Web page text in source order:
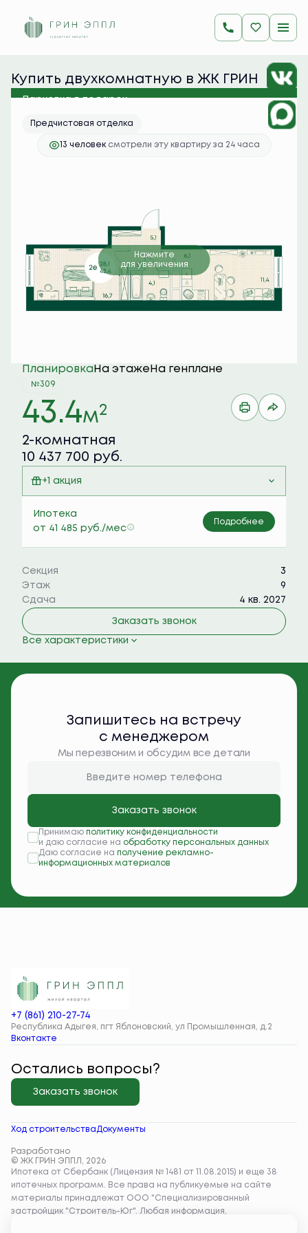
2-комнатная 43.4 м
10 437 700 руб.
Ипотека от 41 485 руб./мес.
Купить двухкомнатную в ЖК ГРИН
ЭППЛ
Парковка в подарок
Предчистовая отделка
13 человек смотрели эту квартиру за 24 часа
Нажмите
для увеличения
Планировка На этаже На генплане
№309
43.4м2
2-комнатная
10 437 700 руб.
+1 акция
Ипотека
от 41 485 руб./мес
Подробнее
Секция
3
Этаж
9
Сдача
4 кв. 2027
Заказать звонок
Все характеристики
Запишитесь на встречу
с менеджером
Мы перезвоним и обсудим все детали
Заказать звонок
Принимаю политику конфиденциальности
и даю согласие на обработку персональных данных
Даю согласие на получение рекламно-
информационных материалов
+7 (861) 210-27-74
Республика Адыгея, пгт Яблоновский, ул Промышленная, д.2
Вконтакте
Ход строительстваДокументы
Разработано
© ЖК ГРИН ЭППЛ, 2026
Остались вопросы?
Заказать звонок